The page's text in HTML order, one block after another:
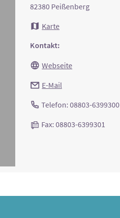
82380 Peißenberg
Karte
Kontakt:
Webseite
E-Mail
Telefon: 08803-6399300
Fax: 08803-6399301